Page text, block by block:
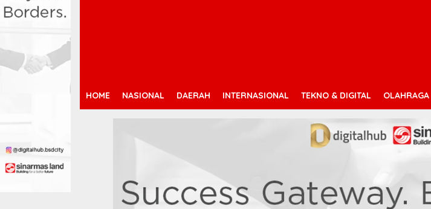
HOME NASIONAL DAERAH INTERNASIONAL TEKNO & DIGITAL OLAHRAGA